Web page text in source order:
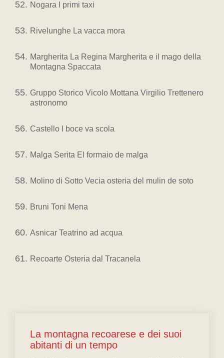
Nogara I primi taxi
Rivelunghe La vacca mora
Margherita La Regina Margherita e il mago della
Montagna Spaccata
Gruppo Storico Vicolo Mottana Virgilio Trettenero
astronomo
Castello I boce va scola
Malga Serita El formaio de malga
Molino di Sotto Vecia osteria del mulin de soto
Bruni Toni Mena
Asnicar Teatrino ad acqua
Recoarte Osteria dal Tracanela
La montagna recoarese e dei suoi
abitanti di un tempo